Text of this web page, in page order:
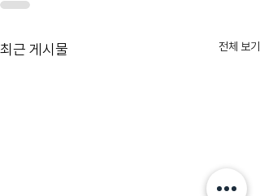
최근 게시물 전체 보기